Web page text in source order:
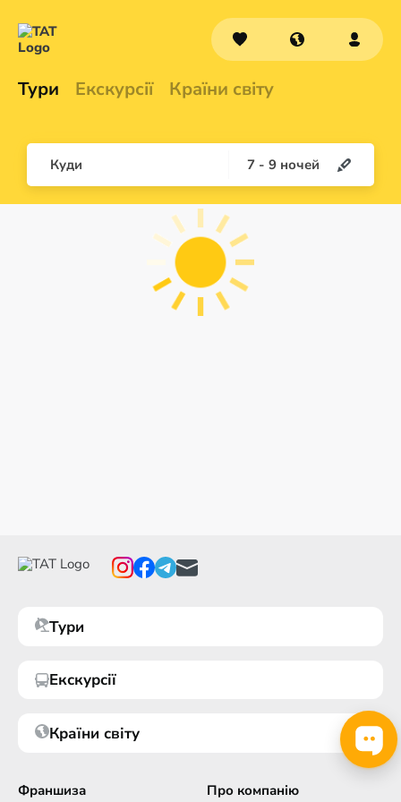
Тури Екскурсії Країни світу
Куди 7 - 9 ночей
Тури
Екскурсії
Країни світу
Франшиза
Про компанію